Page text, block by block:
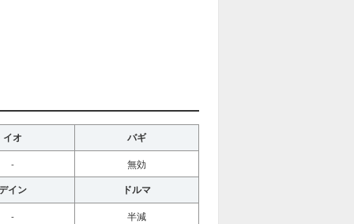
イオ バギ
- 無効
イン ドルマ
- 半減